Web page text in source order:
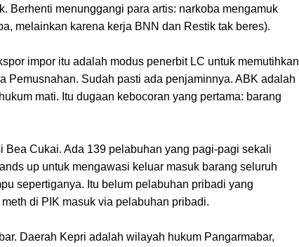
Berhenti menunggangi para artis: narkoba mengamuk
melainkan karena kerja BNN dan Restik tak beres).
impor itu adalah modus penerbit LC untuk memutihkan
Pemusnahan. Sudah pasti ada penjaminnya. ABK adalah
mati. Itu dugaan kebocoran yang pertama: barang
Bea Cukai. Ada 139 pelabuhan yang pagi-pagi sekali
up untuk mengawasi keluar masuk barang seluruh
sepertiganya. Itu belum pelabuhan pribadi yang
di PIK masuk via pelabuhan pribadi.
Daerah Kepri adalah wilayah hukum Pangarmabar,